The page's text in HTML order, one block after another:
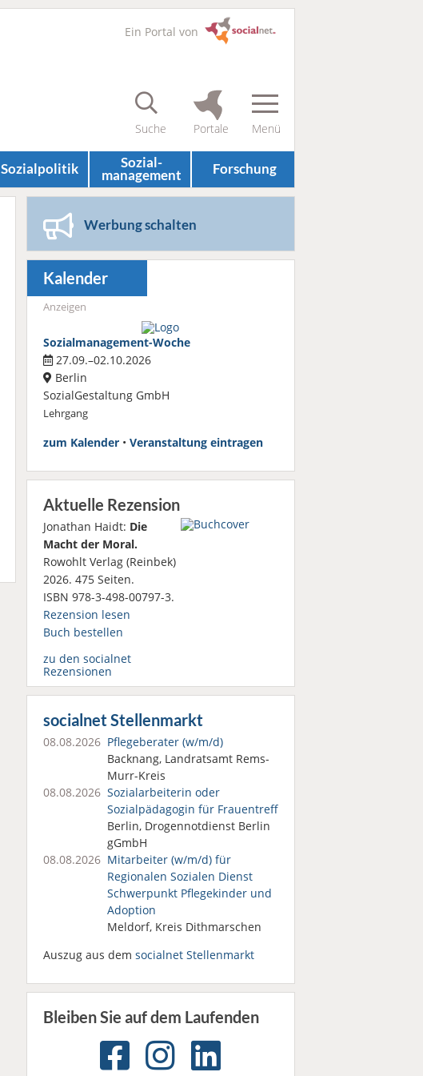
Ein Portal von
Sozial­politik Sozial­
management Forschung
Werbung schalten
Kalender
Anzeigen
Sozialmanagement-Woche
27.09.–02.10.2026
Berlin
SozialGestaltung GmbH
Lehrgang
zum Kalender• Veranstaltung eintragen
Aktuelle Rezension
Jonathan Haidt: Die
Macht der Moral.
Rowohlt Verlag (Reinbek)
2026. 475 Seiten.
ISBN 978-3-498-00797-3.
Rezension lesen
Buch bestellen
zu den socialnet
Rezensionen
socialnet Stellenmarkt
08.08.2026 Pflegeberater (w/m/d)
Backnang, Landratsamt Rems-
Murr-Kreis
08.08.2026 Sozialarbeiterin oder
Sozialpädagogin für Frauentreff
Berlin, Drogennotdienst Berlin
gGmbH
08.08.2026 Mitarbeiter (w/m/d) für
Regionalen Sozialen Dienst
Schwerpunkt Pflegekinder und
Adoption
Meldorf, Kreis Dithmarschen
Auszug aus dem socialnet Stellenmarkt
Bleiben Sie auf dem Laufenden